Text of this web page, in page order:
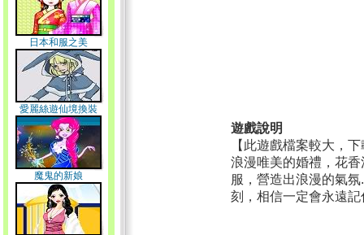
日本和服之美
愛麗絲遊仙境換裝
魔鬼的新娘
遊戲說明
【此遊戲檔案較大，
浪漫唯美的婚禮，花
服，營造出浪漫的氣
刻，相信一定會永遠記